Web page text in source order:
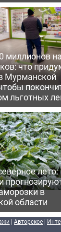
миллионов
что
Мурманской
льготных
лето:
в
области
| Авторское |